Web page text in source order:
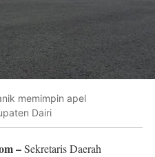
memimpin apel
Dairi
–Sekretaris Daerah